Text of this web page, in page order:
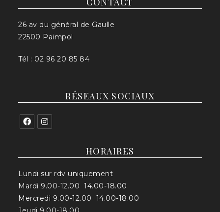
26 av du général de Gaulle
22500 Paimpol
Tél : 02 96 20 85 84
RÉSEAUX SOCIAUX
HORAIRES
Lundi sur rdv uniquement
Mardi 9.00-12.00 14.00-18.00
Mercredi 9.00-12.00 14.00-18.00